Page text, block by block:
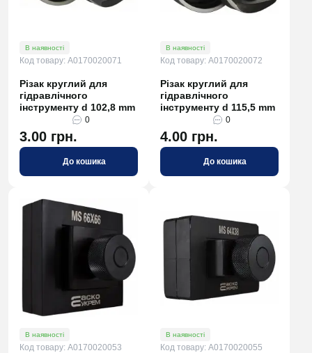
В наявності
Код товару: A0170020071
Різак круглий для
гідравлічного
інструменту d 102,8 mm
0
3.00 грн.
До кошика
В наявності
Код товару: A0170020072
Різак круглий для
гідравлічного
інструменту d 115,5 mm
0
4.00 грн.
До кошика
В наявності
Код товару: A0170020053
В наявності
Код товару: A0170020055